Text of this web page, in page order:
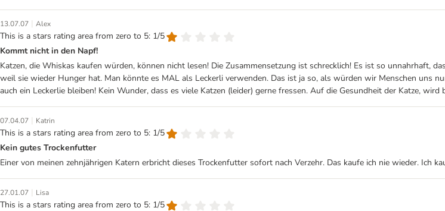
13.07.07 | Alex
This is a stars rating area from zero to 5: 1/5
Kommt nicht in den Napf!
Katzen, die Whiskas kaufen würden, können nicht lesen! Die Zusammensetzung ist schrecklich! Es ist so unnahrhaft,
weil sie wieder Hunger hat. Man könnte es MAL als Leckerli verwenden. Das ist ja so, als würden wir Menschen uns
auch ein Leckerlie bleiben! Kein Wunder, dass es viele Katzen (leider) gerne fressen. Auf die Gesundheit der Katze,
07.04.07 | Katrin
This is a stars rating area from zero to 5: 1/5
Kein gutes Trockenfutter
Einer von meinen zehnjährigen Katern erbricht dieses Trockenfutter sofort nach Verzehr. Das kaufe ich nie wieder. Ich
27.01.07 | Lisa
This is a stars rating area from zero to 5: 1/5